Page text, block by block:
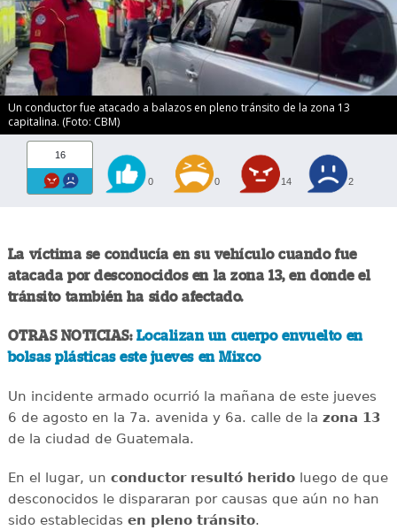
Un conductor fue atacado a balazos en pleno tránsito de la zona 13
capitalina. (Foto: CBM)
16
0 0 14 2
La víctima se conducía en su vehículo cuando fue
atacada por desconocidos en la zona 13, en donde el
tránsito también ha sido afectado.
OTRAS NOTICIAS: Localizan un cuerpo envuelto en
bolsas plásticas este jueves en Mixco
Un incidente armado ocurrió la mañana de este jueves
6 de agosto en la 7a. avenida y 6a. calle de la zona 13
de la ciudad de Guatemala.
En el lugar, un conductor resultó heridoluego de que
desconocidos le dispararan por causas que aún no han
sido establecidas en pleno tránsito.